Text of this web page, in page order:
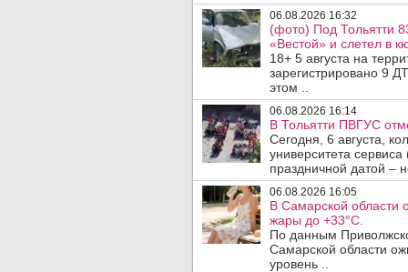
06.08.2026 16:32
(фото) Под Тольятти
«Вестой» и слетел в
18+ 5 августа на
зарегистрировано 9
этом ..
06.08.2026 16:14
В Тольятти ПВГУС
Сегодня, 6 августа,
университета
праздничной датой –
06.08.2026 16:05
В Самарской области
жары до +33°C.
По данным
Самарской области
уровень ..